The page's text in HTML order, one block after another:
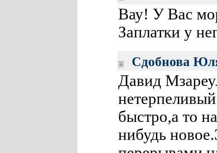
Вау! У Вас
Заплатки у
Сдобнова
Давид
быстро,а то
нибудь